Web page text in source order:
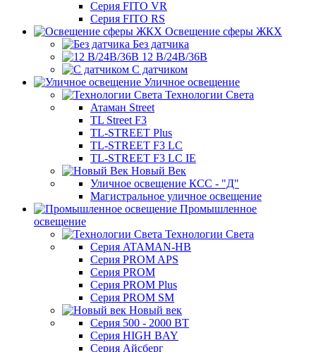
Серия FITO VR
Серия FITO RS
Освещение сферы ЖКХ
Без датчика
12 В/24В/36В
С датчиком
Уличное освещение
Технологии Света
Атаман Street
TL Street F3
TL-STREET Plus
TL-STREET F3 LC
TL-STREET F3 LC IE
Новый Век
Уличное освещение КСС - "Д"
Магистральное уличное освещение
Промышленное
освещение
Технологии Света
Серия ATAMAN-HB
Серия PROM APS
Серия PROM
Серия PROM Plus
Серия PROM SM
Новый век
Серия 500 - 2000 ВТ
Серия HIGH BAY
Серия Айсберг